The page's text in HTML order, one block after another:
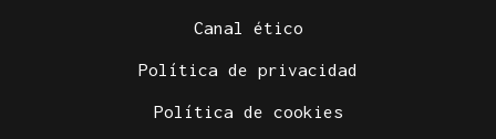
Canal ético
Política de privacidad
Política de cookies